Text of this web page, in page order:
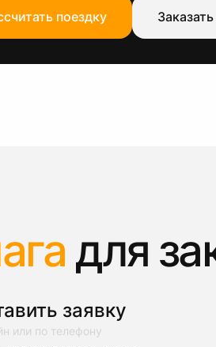
поездку
для
заявку
или по телефону